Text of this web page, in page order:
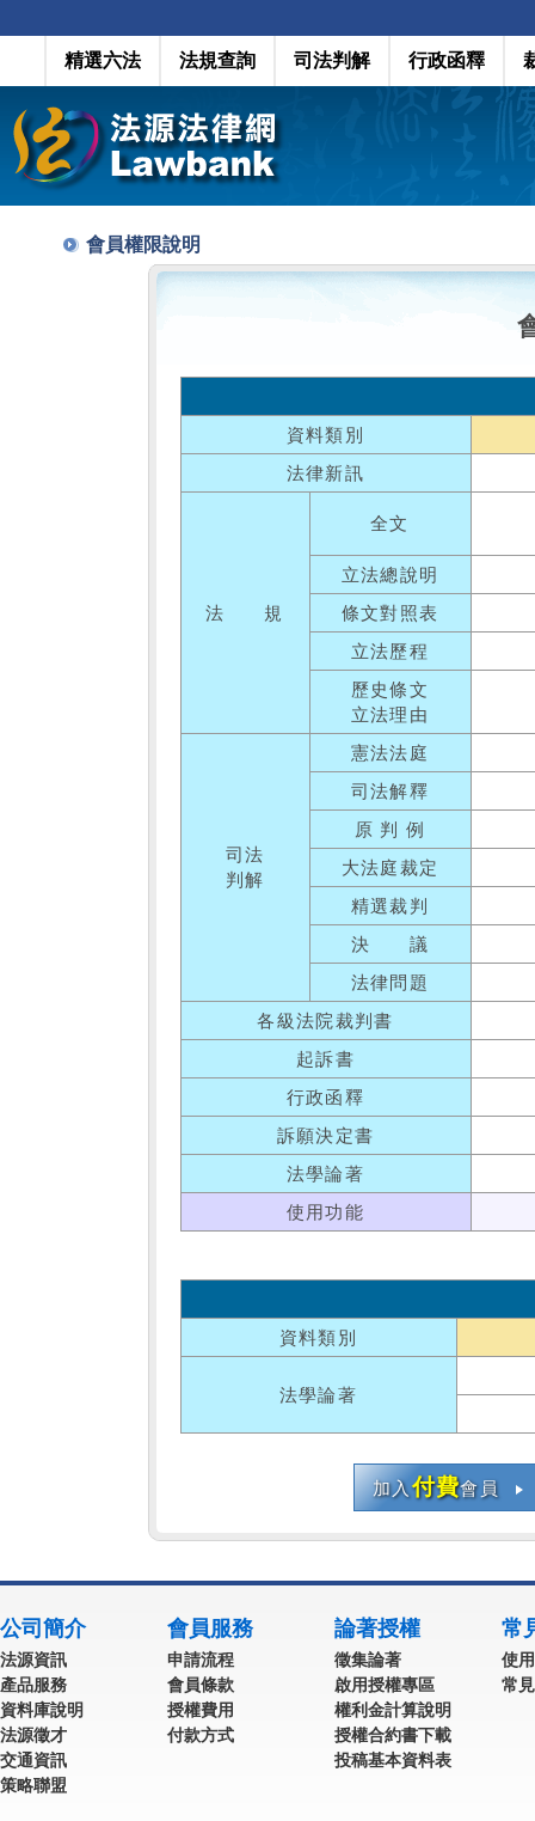
精選六法 法規查詢 司法判解 行政函釋
會員權限說明
資料類別
法律新訊
法 規
全文
立法總說明
條文對照表
立法歷程
歷史條文
立法理由
司法
判解
憲法法庭
司法解釋
原 判 例
大法庭裁定
精選裁判
決 議
法律問題
各級法院裁判書
起訴書
行政函釋
訴願決定書
法學論著
使用功能
資料類別
法學論著
加入付費會員
公司簡介
法源資訊
產品服務
資料庫說明
法源徵才
交通資訊
策略聯盟
會員服務
申請流程
會員條款
授權費用
付款方式
論著授權
徵集論著
啟用授權專區
權利金計算說明
授權合約書下載
投稿基本資料表
常
使
常